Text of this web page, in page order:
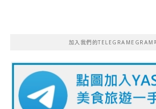
加入我們的TELEGRAMEGRAM